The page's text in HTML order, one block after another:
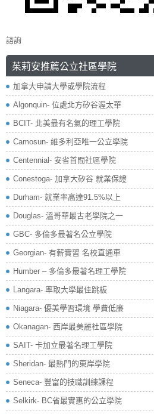
諮詢
茱莉安推薦公立社區學院
加拿大申請大學或學院流程
Algonquin- 位處北方矽谷渥太華
BCIT- 北美最有名氣的理工學院
Camosun- 維多利亞唯一公立學院
Centennial- 安省首間社區學院
Conestoga- 加拿大矽谷 就業保證
Durham- 就業率高達91.5%以上
Douglas- 溫哥華最古老學院之一
GBC- 多倫多最著名公立學院
Georgian- 有薪實習 名校直通車
Humber – 多倫多最著名理工學院
Langara- 率取大學最佳跳板
Niagara- 優美學習環境 學費低廉
Okanagan- 西岸最美麗社區學院
SAIT- 卡加立最著名理工學院
Sheridan- 最熱門的東岸學院
Seneca- 豐富的技職訓練課程
Selkirk- BC省最實惠的公立學院